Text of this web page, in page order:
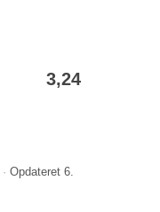
3,24
· Opdateret 6.